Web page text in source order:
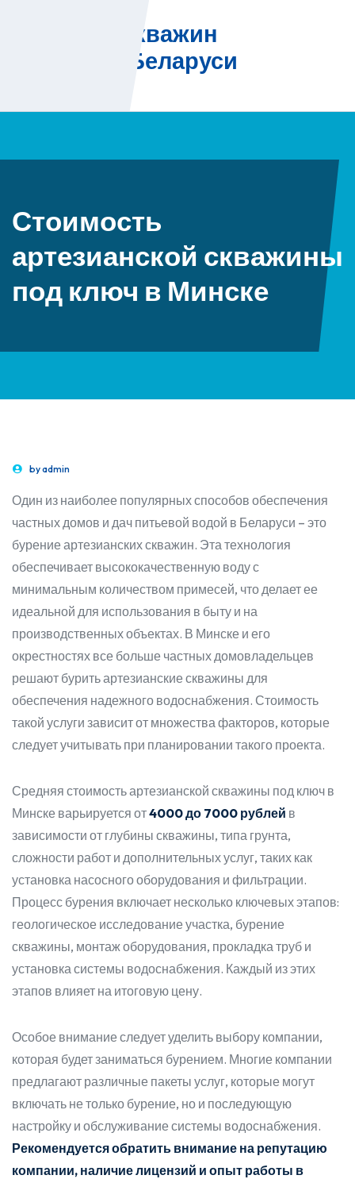
Бурение скважин
на воду в Беларуси
Стоимость
артезианской скважины
под ключ в Минске
byadmin
Один из наиболее популярных способов обеспечения
частных домов и дач питьевой водой в Беларуси – это
бурение артезианских скважин. Эта технология
обеспечивает высококачественную воду с
минимальным количеством примесей, что делает ее
идеальной для использования в быту и на
производственных объектах. В Минске и его
окрестностях все больше частных домовладельцев
решают бурить артезианские скважины для
обеспечения надежного водоснабжения. Стоимость
такой услуги зависит от множества факторов, которые
следует учитывать при планировании такого проекта.
Средняя стоимость артезианской скважины под ключ в
Минске варьируется от4000 до 7000 рублей в
зависимости от глубины скважины, типа грунта,
сложности работ и дополнительных услуг, таких как
установка насосного оборудования и фильтрации.
Процесс бурения включает несколько ключевых этапов:
геологическое исследование участка, бурение
скважины, монтаж оборудования, прокладка труб и
установка системы водоснабжения. Каждый из этих
этапов влияет на итоговую цену.
Особое внимание следует уделить выбору компании,
которая будет заниматься бурением. Многие компании
предлагают различные пакеты услуг, которые могут
включать не только бурение, но и последующую
настройку и обслуживание системы водоснабжения.
Рекомендуется обратить внимание на репутацию
компании, наличие лицензий и опыт работы в